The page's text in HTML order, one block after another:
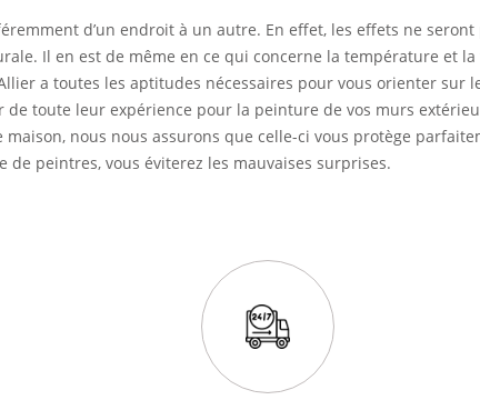
d’un endroit à un autre. En effet, les effets ne
Il en est de même en ce qui concerne la température et
a toutes les aptitudes nécessaires pour vous orienter sur
toute leur expérience pour la peinture de vos murs
maison, nous nous assurons que celle-ci vous protège
peintres, vous éviterez les mauvaises surprises.